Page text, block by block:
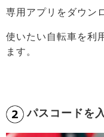
専用アプリをダウン
使いたい自転車を利
ます。
パスコードを